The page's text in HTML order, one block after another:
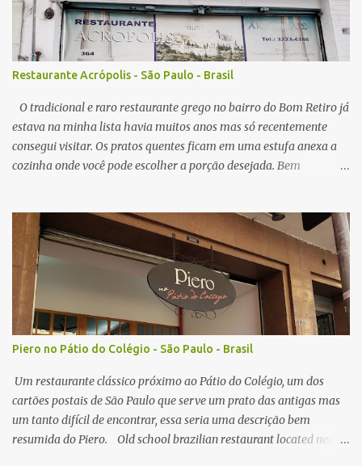
chahan com karaage , o arroz frito segue muito estilo nipo
brasileiro, é bem leve em sal e gordura, e com isso combina muito
com algum elemento mais gorduroso como o ótimo frango frito
da casa, que lembra mais um frango frito brasileiro do que japonês
em sabor, em todas visitas sempre servido no ponto perfeito,
crocante por fora, e suculento no interior. N...
Restaurante Acrópolis - São Paulo - Brasil
O tradicional e raro restaurante grego no bairro do Bom Retiro já
estava na minha lista havia muitos anos mas só recentemente
consegui visitar. Os pratos quentes ficam em uma estufa anexa a
cozinha onde você pode escolher a porção desejada. Bem
pontos negativos que irei comentar a seguir. A primeira porção
pedida foi de polvo e " risoto ". O polvo estava bom, um pouco
mole demais mas fresco na medida do possível em um restaurante
localizado em São Paulo. O arroz estava bom, alias ambos pratos
tem o tomate como base, nada surpreendente quanto a sabor, o
aspecto visual dos pratos me surpreendeu mais do que o gosto em
si. Nota: 8/10 O prato com cordeiro foi outro prato pedido, que
vem coberto com um tipo de molho, prato também bom mas bem
simples no gosto, acompanhado de arroz e batata. Nota: 7/10 O
grande motivo para eu vol...
Piero no Pátio do Colégio - São Paulo - Brasil
Um restaurante clássico próximo ao Pátio do Colégio, um dos
cartões postais de São Paulo que serve um prato das antigas mas
um tanto difícil de encontrar, essa seria uma descrição bem
resumida do Piero. Old school brazilian restaurant located near